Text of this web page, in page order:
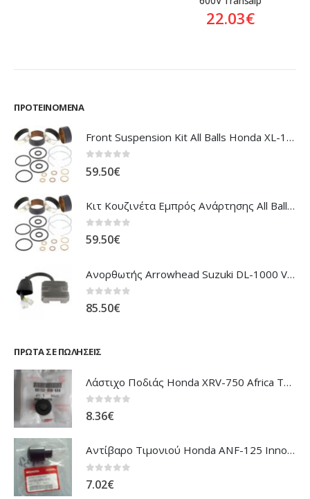
22.03€
ΠΡΟΤΕΙΝΌΜΕΝΑ
Front Suspension Kit All Balls Honda XL-1000V Varadero
0 out of 5
59.50€
Κιτ Κουζινέτα Εμπρός Ανάρτησης All Balls Honda CBR-1100XX Blackbird
0out of 5
59.50€
Ανορθωτής Arrowhead Suzuki DL-1000 V'Strom
0out of 5
85.50€
ΠΡΏΤΑ ΣΕ ΠΩΛΉΣΕΙΣ
Λάστιχο Ποδιάς Honda XRV-750 Africa Twin
0out of 5
8.36€
Αντίβαρο Τιμονιού Honda ANF-125 Innova
0out of 5
7.02€